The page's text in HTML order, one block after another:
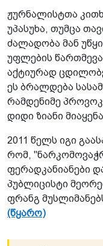
ჟურნალისტთა
უპასუხა, თუმცა
ძალადობა მან
უფლების
აქტიურად
ეს ბრალდება
რამდენიმე
დიდი ზიანი
2011 წელს იგი
რომ,
ფერადკანიანები
პუბლიცისტი
ფრანგ
(წყარო)